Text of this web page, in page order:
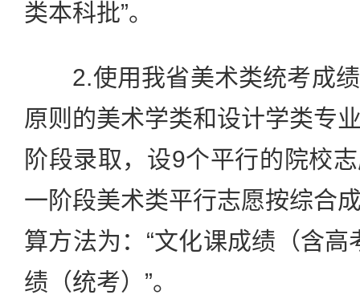
类本科批”。
2.使用我省美术类统考成绩
原则的美术学类和设计学类专
阶段录取，设9个平行的院校
一阶段美术类平行志愿按综合
算方法为：“文化课成绩（含
绩（统考）”。